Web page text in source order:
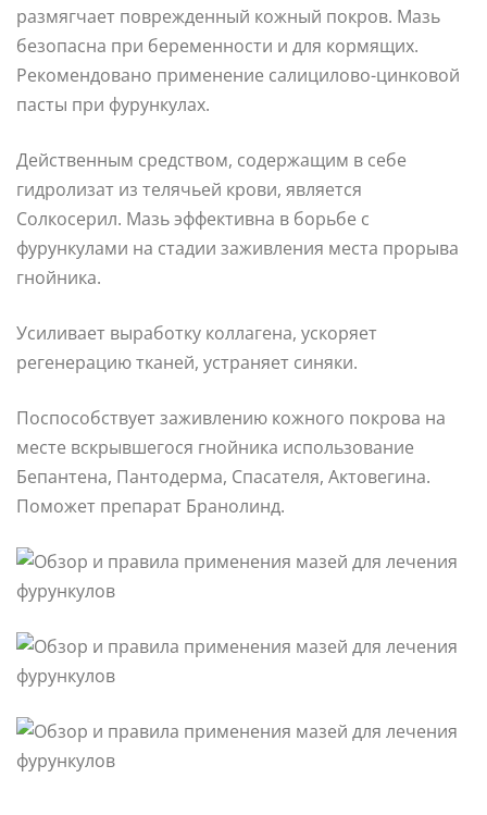
размягчает поврежденный кожный покров. Мазь
безопасна при беременности и для кормящих.
Рекомендовано применение салицилово-цинковой
пасты при фурункулах.
Действенным средством, содержащим в себе
гидролизат из телячьей крови, является
Солкосерил. Мазь эффективна в борьбе с
фурункулами на стадии заживления места прорыва
гнойника.
Усиливает выработку коллагена, ускоряет
регенерацию тканей, устраняет синяки.
Поспособствует заживлению кожного покрова на
месте вскрывшегося гнойника использование
Бепантена, Пантодерма, Спасателя, Актовегина.
Поможет препарат Бранолинд.